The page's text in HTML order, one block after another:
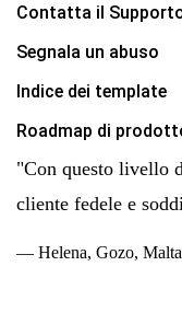
Contatta il
Segnala un abuso
Indice dei template
Roadmap di
"Con questo livello
cliente fedele e
— Helena, Gozo, Malta